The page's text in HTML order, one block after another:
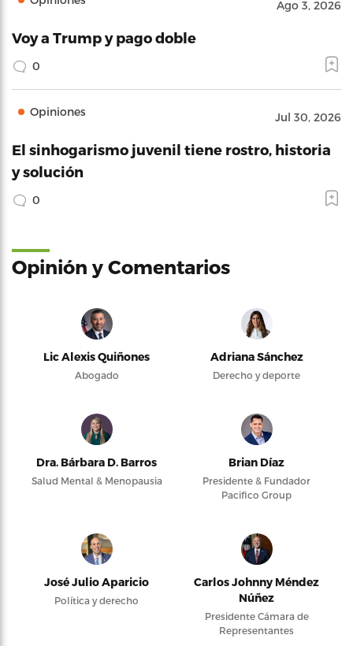
Ago 3, 2026
Voy a Trump y pago doble
0
Opiniones Jul 30, 2026
El sinhogarismo juvenil tiene rostro, historia
y solución
0
Opinión y Comentarios
Lic Alexis Quiñones
Abogado
Adriana Sánchez
Derecho y deporte
Dra. Bárbara D. Barros
Salud Mental & Menopausia
Brian Díaz
Presidente & Fundador
Pacifico Group
José Julio Aparicio
Política y derecho
Carlos Johnny Méndez
Núñez
Presidente Cámara de
Representantes